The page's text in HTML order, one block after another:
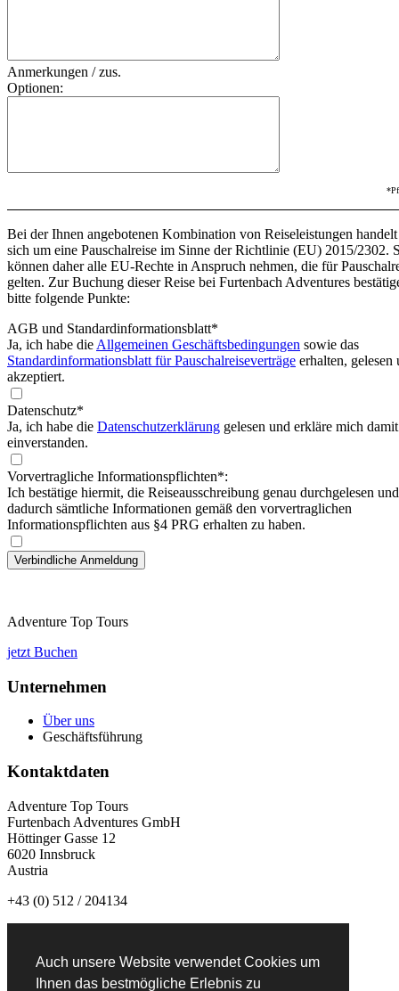
Auch unsere Website verwendet Cookies um
Ihnen das bestmögliche Erlebnis zu
Anmerkungen / zus.
Optionen:
Bei der Ihnen angebotenen Kombination von Reiseleistungen handelt
sich um eine Pauschalreise im Sinne der Richtlinie (EU) 2015/2302.
können daher alle EU-Rechte in Anspruch nehmen, die für
gelten. Zur Buchung dieser Reise bei Furtenbach Adventures
bitte folgende Punkte:
AGB und Standardinformationsblatt*
Ja, ich habe die Allgemeinen Geschäftsbedingungen sowie das
Standardinformationsblatt für Pauschalreiseverträge erhalten, gelesen
akzeptiert.
Datenschutz*
Ja, ich habe die Datenschutzerklärung gelesen und erkläre mich damit
einverstanden.
Vorvertragliche Informationspflichten*:
Ich bestätige hiermit, die Reiseausschreibung genau durchgelesen und
dadurch sämtliche Informationen gemäß den vorvertraglichen
Informationspflichten aus §4 PRG erhalten zu haben.
Adventure Top Tours
jetzt Buchen
Unternehmen
Über uns
Geschäftsführung
Kontaktdaten
Adventure Top Tours
Furtenbach Adventures GmbH
Höttinger Gasse 12
6020 Innsbruck
Austria
+43 (0) 512 / 204134
Newsletteranmeldung: